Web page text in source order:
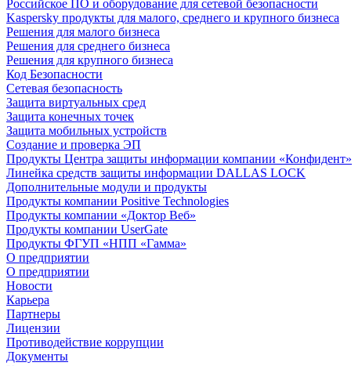
Российское ПО и оборудование для сетевой безопасности
Kaspersky продукты для малого, среднего и крупного бизнеса
Решения для малого бизнеса
Решения для среднего бизнеса
Решения для крупного бизнеса
Код Безопасности
Сетевая безопасность
Защита виртуальных сред
Защита конечных точек
Защита мобильных устройств
Создание и проверка ЭП
Продукты Центра защиты информации компании «Конфидент»
Линейка средств защиты информации DALLAS LOCK
Дополнительные модули и продукты
Продукты компании Positive Technologies
Продукты компании «Доктор Веб»
Продукты компании UserGate
Продукты ФГУП «НПП «Гамма»
О предприятии
О предприятии
Новости
Карьера
Партнеры
Лицензии
Противодействие коррупции
Документы